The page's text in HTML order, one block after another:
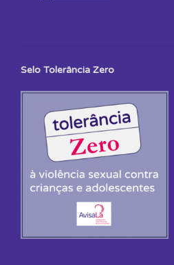
Selo Tolerância Zero